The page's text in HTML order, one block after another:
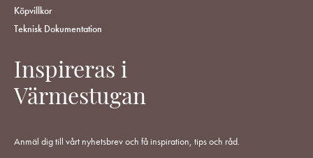
Köpvillkor
Teknisk Dokumentation
Inspireras i
Värmestugan
Anmäl dig till vårt nyhetsbrev och få inspiration, tips och råd.